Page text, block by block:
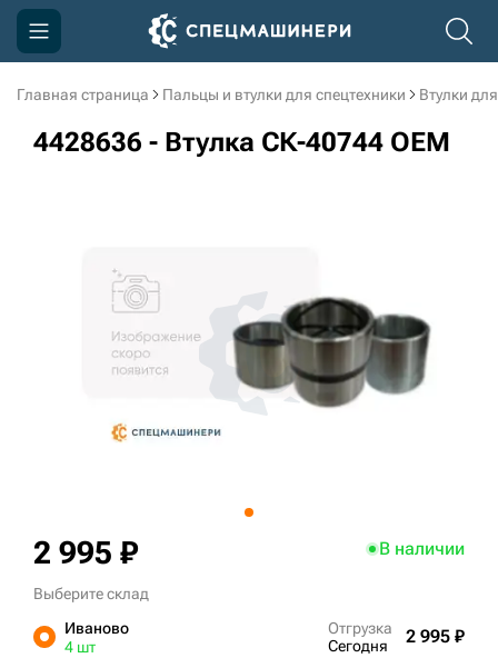
Главная страница Пальцы и втулки для спецтехники Втулки
4428636 - Втулка СК-40744 OEM
2 995 ₽ В наличии
Выберите склад
Иваново
4 шт
Отгрузка
Сегодня
2 995 ₽
Компания
Акции
3D тур по производству